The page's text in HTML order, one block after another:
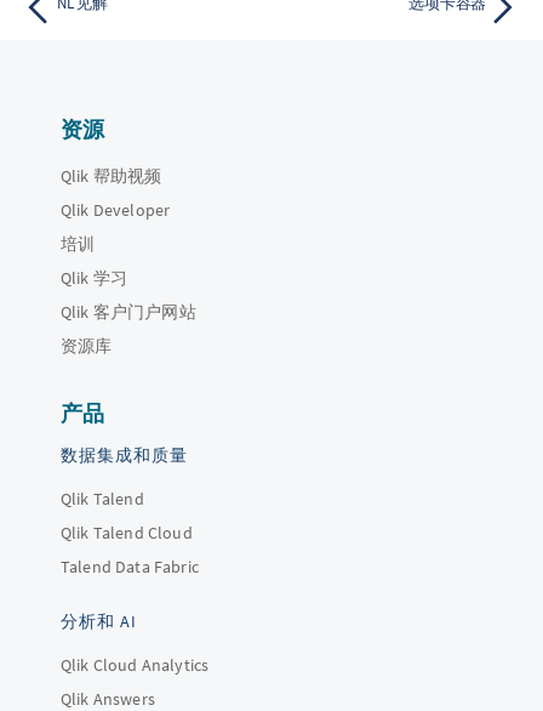
资源
Qlik 帮助视频
Qlik Developer
培训
Qlik 学习
Qlik 客户门户网站
资源库
产品
数据集成和质量
Qlik Talend
Qlik Talend Cloud
Talend Data Fabric
分析和 AI
Qlik Cloud Analytics
Qlik Answers